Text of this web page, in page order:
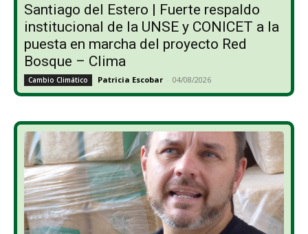
Santiago del Estero | Fuerte respaldo
institucional de la UNSE y CONICET a la
puesta en marcha del proyecto Red
Bosque – Clima
Cambio Climático Patricia Escobar - 04/08/2026